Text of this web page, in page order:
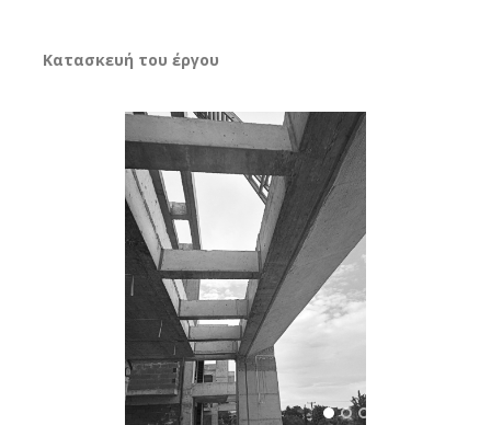
Κατασκευή του έργου